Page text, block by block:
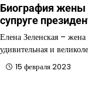
Биография жены
супруге
Елена Зеленская –
удивительная и
15 февраля 2023